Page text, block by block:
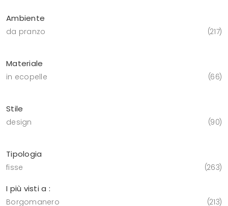
Ambiente
da pranzo 217
Materiale
in ecopelle 66
Stile
design 90
Tipologia
fisse 263
I più visti a :
Borgomanero
213